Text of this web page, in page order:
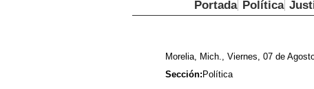
Portada Política
Morelia, Mich., Viernes, 07 de
Sección: Política